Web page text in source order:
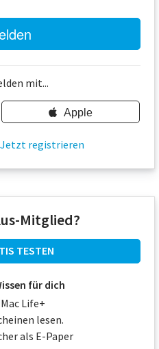
mit...
Apple
Jetzt registrieren
Mitglied?
TESTEN
für dich
Life+
lesen.
als E-Paper